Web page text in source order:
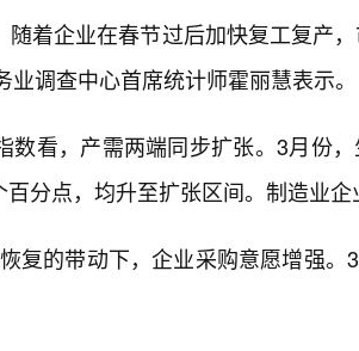
随着企业在春节过后加快复工复产
业调查中心首席统计师霍丽慧表示。
数看，产需两端同步扩张。3月份
百分点，均升至扩张区间。制造业
复的带动下，企业采购意愿增强